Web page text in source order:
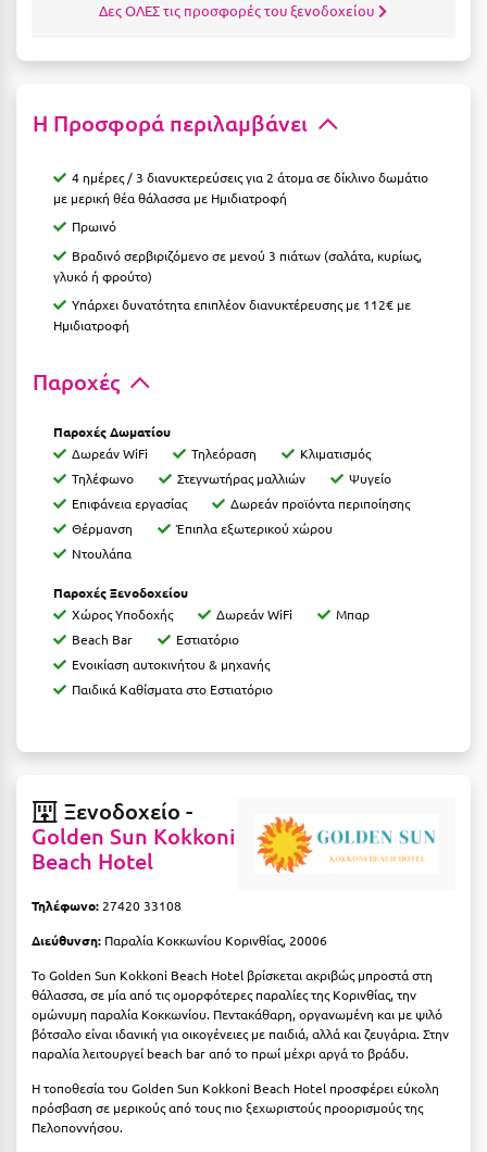
Καρπενήσι
Κασσάνδρα
Καστοριά
Κατερίνη
Κέα - Τζιά
Κερατέα
Κεφαλονιά
Κοζάνη
Κοκκώνι Κορινθίας
Κομοτηνή
Κόνιτσα
Κόρινθος
Κορώνη
Κουρούτα Ηλείας
Κρήτη
Κύθηρα
Κύμη Ευβοίας
Κύπρος
Κως
Λ
Δες ΟΛΕΣ τις προσφορές του ξενοδοχείου
Η Προσφορά περιλαμβάνει
4 ημέρες / 3 διανυκτερεύσεις για 2 άτομα σε δίκλινο δωμάτιο
με μερική θέα θάλασσα με Ημιδιατροφή
Πρωινό
Βραδινό σερβιριζόμενο σε μενού 3 πιάτων (σαλάτα, κυρίως,
γλυκό ή φρούτο)
Υπάρχει δυνατότητα επιπλέον διανυκτέρευσης με 112€ με
Ημιδιατροφή
Παροχές
Παροχές Δωματίου
Δωρεάν WiFi
Τηλεόραση
Κλιματισμός
Τηλέφωνο
Στεγνωτήρας μαλλιών
Ψυγείο
Επιφάνεια εργασίας
Δωρεάν προϊόντα περιποίησης
Θέρμανση
Έπιπλα εξωτερικού χώρου
Ντουλάπα
Παροχές Ξενοδοχείου
Χώρος Υποδοχής
Δωρεάν WiFi
Μπαρ
Beach Bar
Εστιατόριο
Ενοικίαση αυτοκινήτου & μηχανής
Παιδικά Καθίσματα στο Εστιατόριο
Ξενοδοχείο -
Golden Sun Kokkoni
Beach Hotel
Τηλέφωνο:27420 33108
Διεύθυνση: Παραλία Κοκκωνίου Κορινθίας, 20006
Το Golden Sun Kokkoni Beach Hotel βρίσκεται ακριβώς μπροστά στη
θάλασσα, σε μία από τις ομορφότερες παραλίες της Κορινθίας, την
ομώνυμη παραλία Κοκκωνίου. Πεντακάθαρη, οργανωμένη και με ψιλό
βότσαλο είναι ιδανική για οικογένειες με παιδιά, αλλά και ζευγάρια. Στην
παραλία λειτουργεί beach bar από το πρωί μέχρι αργά το βράδυ.
Η τοποθεσία του Golden Sun Kokkoni Beach Hotel προσφέρει εύκολη
πρόσβαση σε μερικούς από τους πιο ξεχωριστούς προορισμούς της
Πελοποννήσου.